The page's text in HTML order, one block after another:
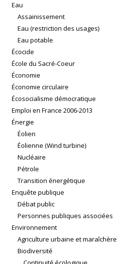
Eau
Assainissement
Eau (restriction des usages)
Eau potable
Écocide
École du Sacré-Coeur
Économie
Économie circulaire
Écosocialisme démocratique
Emploi en France 2006-2013
Énergie
Éolien
Éolienne (Wind turbine)
Nucléaire
Pétrole
Transition énergétique
Enquête publique
Débat public
Personnes publiques associées
Environnement
Agriculture urbaine et maraîchère
Biodiversité